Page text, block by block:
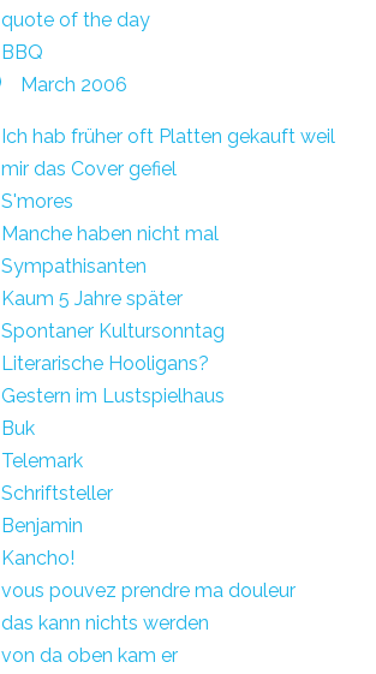
quote of the day
BBQ
March 2006
Ich hab früher oft Platten gekauft weil
mir das Cover gefiel
S'mores
Manche haben nicht mal
Sympathisanten
Kaum 5 Jahre später
Spontaner Kultursonntag
Literarische Hooligans?
Gestern im Lustspielhaus
Buk
Telemark
Schriftsteller
Benjamin
Kancho!
vous pouvez prendre ma douleur
das kann nichts werden
von da oben kam er